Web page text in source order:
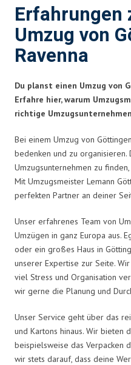
Erfahrungen
Umzug von
Ravenna
Du planst einen Umzug von
Erfahre hier, warum
richtige
Bei einem Umzug von
bedenken und zu organisieren.
Umzugsunternehmen zu
Mit Umzugsmeister Lemann
perfekten Partner an deiner
Unser erfahrenes Team von
Umzügen in ganz Europa aus.
oder ein großes Haus in
unserer Expertise zur Seite.
viel Stress und Organisation
wir gerne die Planung und
Unser Service geht über das
und Kartons hinaus. Wir bieten
beispielsweise das Verpacken
wir stets darauf, dass deine